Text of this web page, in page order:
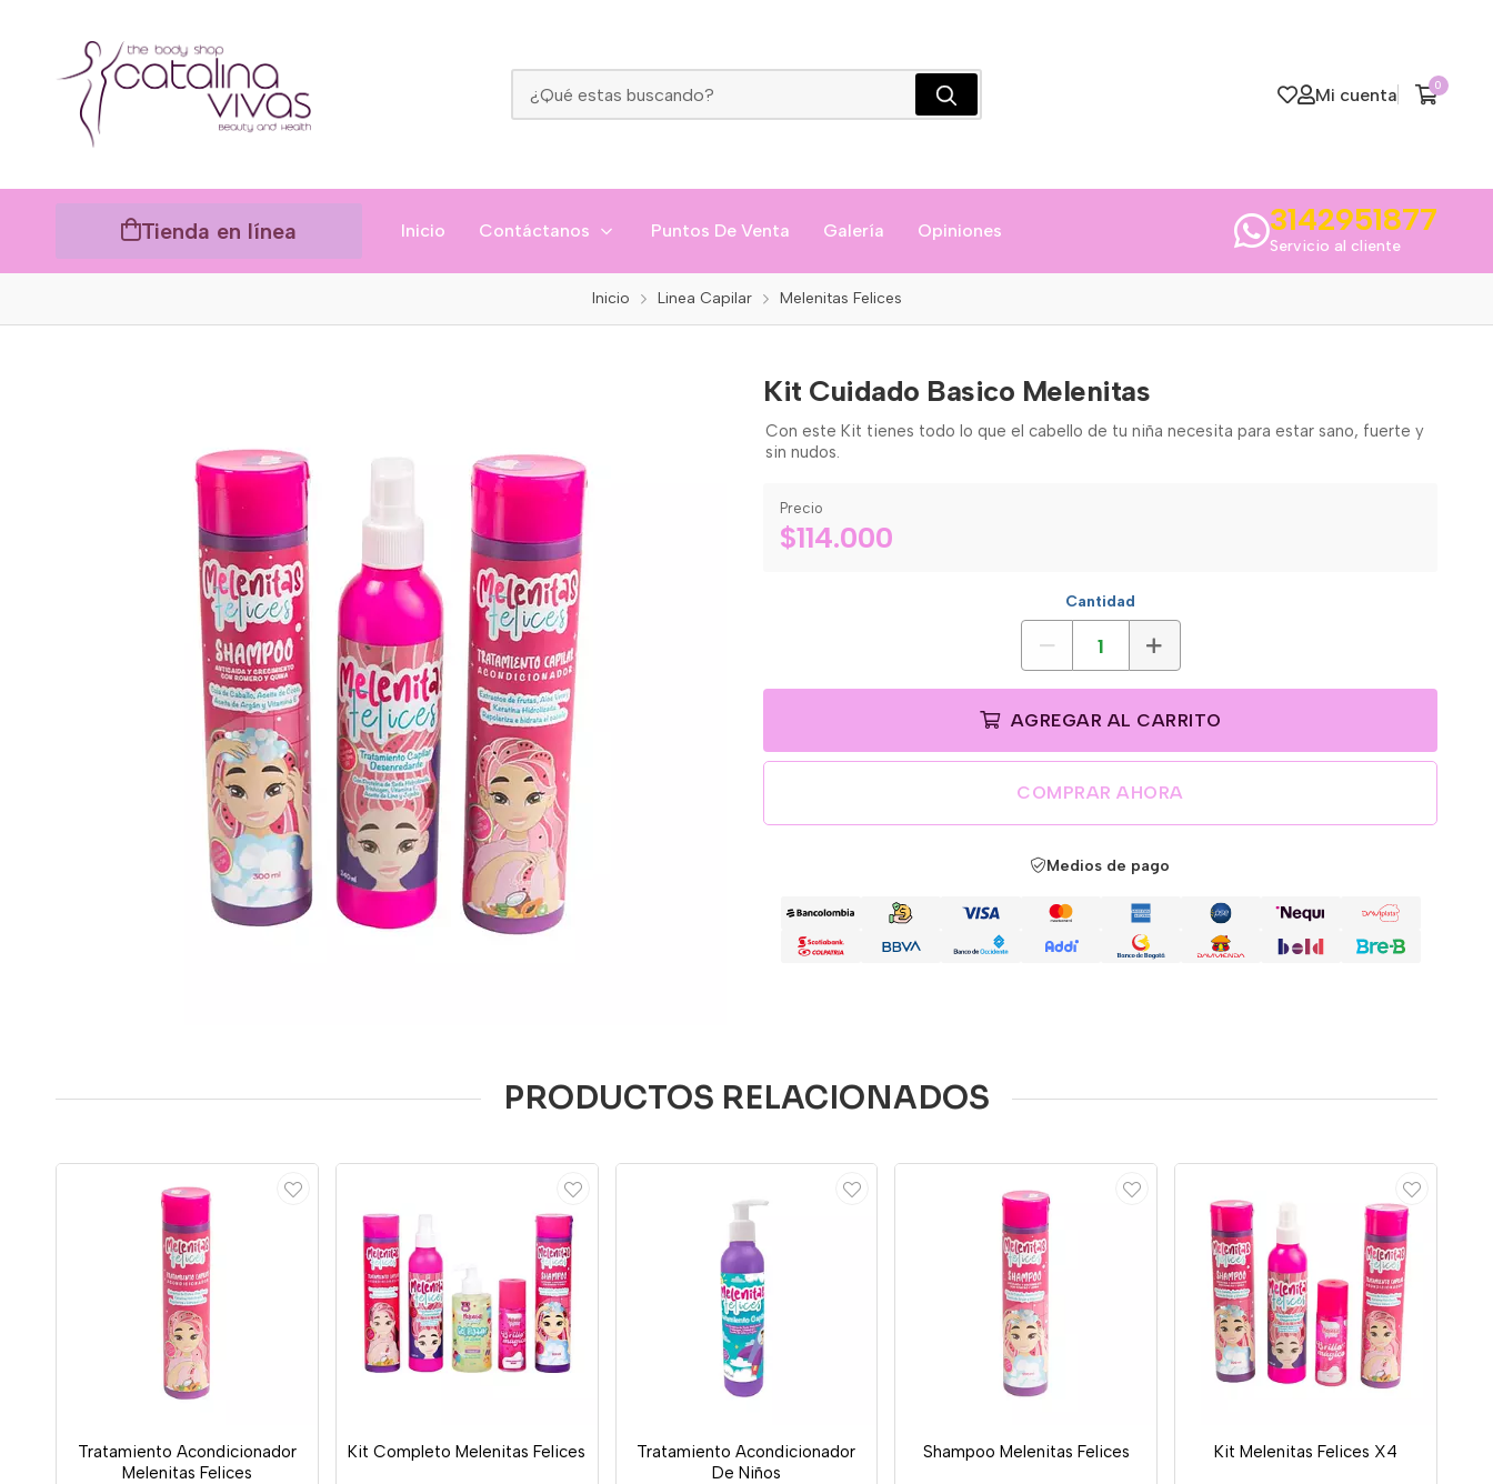
Mi cuenta 0
Tienda en línea Inicio Contáctanos Puntos De Venta Galería Opiniones 3142951877
Servicio al cliente
Inicio Linea Capilar Melenitas Felices
Kit Cuidado Basico Melenitas
Con este Kit tienes todo lo que el cabello de tu niña necesita para estar sano, fuerte y
sin nudos.
Precio
$114.000
Cantidad
AGREGAR AL CARRITO
COMPRAR AHORA
Medios de pago
PRODUCTOS RELACIONADOS
Tratamiento Acondicionador
Melenitas Felices
Kit Completo Melenitas Felices
Tratamiento Acondicionador
De Niños
Shampoo Melenitas Felices Kit Melenitas Felices X4